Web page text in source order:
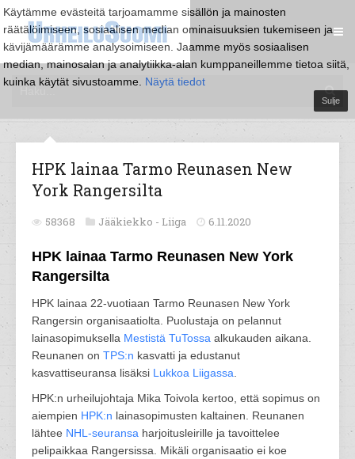
Käytämme evästeitä tarjoamamme sisällön ja mainosten
räätälöimiseen, sosiaalisen median ominaisuuksien tukemiseen ja
kävijämäärämme analysoimiseen. Jaamme myös sosiaalisen
median, mainosalan ja analytiikka-alan kumppaneillemme tietoa siitä,
kuinka käytät sivustoamme. Näytä tiedot
Sulje
HPK lainaa Tarmo Reunasen New
York Rangersilta
58368 Jääkiekko - Liiga 6.11.2020
HPK lainaa Tarmo Reunasen New York
Rangersilta
HPK lainaa 22-vuotiaan Tarmo Reunasen New York
Rangersin organisaatiolta. Puolustaja on pelannut
lainasopimuksella Mestistä TuTossa alkukauden aikana.
Reunanen on TPS:n kasvatti ja edustanut
kasvattiseuransa lisäksi Lukkoa Liigassa
HPK:n urheilujohtaja Mika Toivola kertoo, että sopimus on
aiempien HPK:n lainasopimusten kaltainen. Reunanen
lähtee NHL-seuransa harjoitusleirille ja tavoittelee
pelipaikkaa Rangersissa. Mikäli organisaatio ei koe